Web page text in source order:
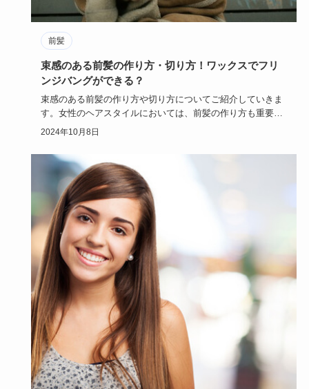
前髪
束感のある前髪の作り方・切り方！ワックスでフリ
ンジバングができる？
束感のある前髪の作り方や切り方についてご紹介していきま
す。女性のヘアスタイルにおいては、前髪の作り方も重要な
ポイントとなっ…
2024年10月8日